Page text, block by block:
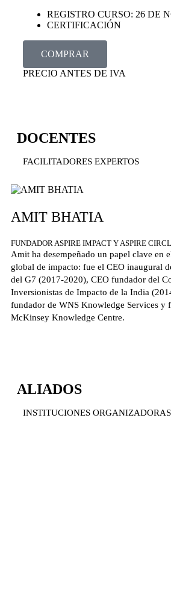
REGISTRO CURSO: 26 DE
CERTIFICACIÓN
COMPRAR
PRECIO ANTES DE IVA
DOCENTES
FACILITADORES EXPERTOS
AMIT BHATIA
FUNDADOR ASPIRE IMPACT Y ASPIRE
Amit ha desempeñado un papel clave en
global de impacto: fue el CEO inaugural
del G7 (2017-2020), CEO fundador del
Inversionistas de Impacto de la India
fundador de WNS Knowledge Services y
McKinsey Knowledge Centre.
ALIADOS
INSTITUCIONES ORGANIZADORAS